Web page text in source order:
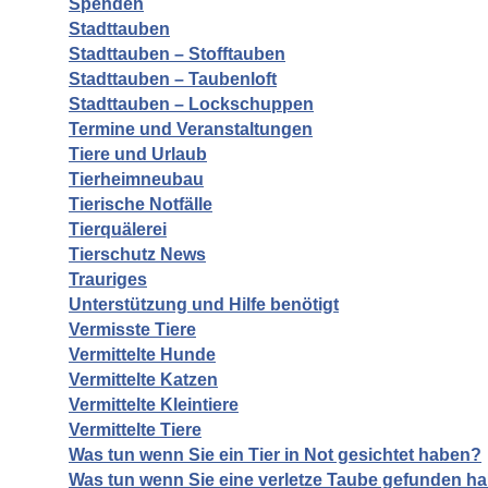
Stadttauben
Stadttauben – Stofftauben
Stadttauben – Taubenloft
Stadttauben – Lockschuppen
Termine und Veranstaltungen
Tiere und Urlaub
Tierheimneubau
Tierische Notfälle
Tierquälerei
Tierschutz News
Trauriges
Unterstützung und Hilfe benötigt
Vermisste Tiere
Vermittelte Hunde
Vermittelte Katzen
Vermittelte Kleintiere
Vermittelte Tiere
Was tun wenn Sie ein Tier in Not gesichtet haben?
Was tun wenn Sie eine verletze Taube gefunden